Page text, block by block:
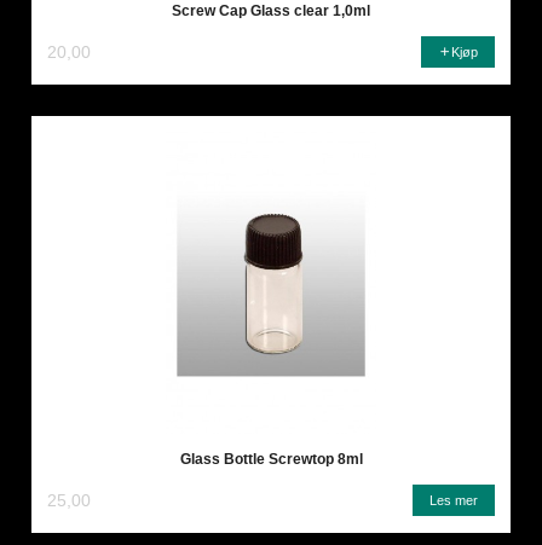
Screw Cap Glass clear 1,0ml
20,00 Kjøp
Glass Bottle Screwtop 8ml
25,00 Les mer